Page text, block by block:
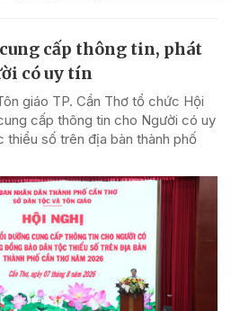
cấp thông tin, phát
có uy tín
giáo TP. Cần Thơ tổ chức Hội
cấp thông tin cho Người có uy
số trên địa bàn thành phố